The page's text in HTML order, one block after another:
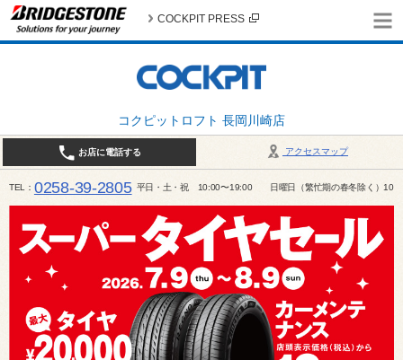
コクピットロフト 長岡川崎店
COCKPIT PRESS
アクセスマップ
お店に電話する
TEL 0258-39-2805 平日・土・祝 10:00〜19:00 日曜日（繁忙期の春冬除く）